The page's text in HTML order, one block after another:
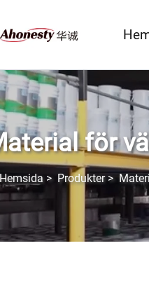
för
Hemsida > Produkter>